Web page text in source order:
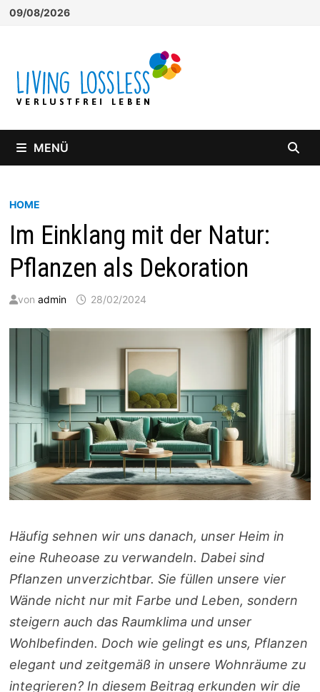
Zum
09/08/2026
MENÜ
HOME
Im Einklang mit der Natur:
Pflanzen als Dekoration
von admin 28/02/2024
Häufig sehnen wir uns danach, unser Heim in
eine Ruheoase zu verwandeln. Dabei sind
Pflanzen unverzichtbar. Sie füllen unsere vier
Wände nicht nur mit Farbe und Leben, sondern
steigern auch das Raumklima und unser
Wohlbefinden. Doch wie gelingt es uns, Pflanzen
elegant und zeitgemäß in unsere Wohnräume zu
integrieren? In diesem Beitrag erkunden wir die